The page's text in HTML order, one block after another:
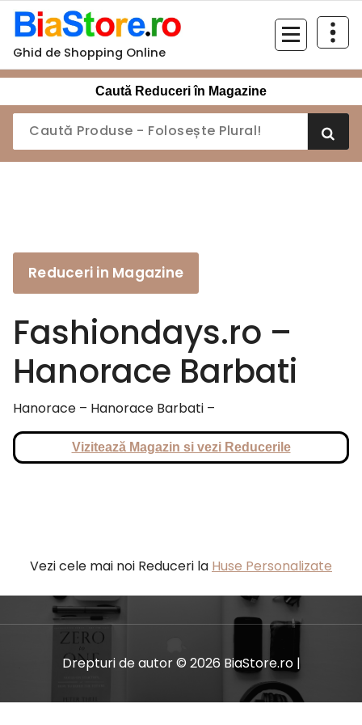
Sari
conținut
Ghid de Shopping Online
Caută Reduceri în Magazine
Reduceri in Magazine
Fashiondays.ro –
Hanorace Barbati
Hanorace – Hanorace Barbati –
Vizitează Magazin si vezi Reducerile
Vezi cele mai noi Reduceri la Huse Personalizate
Drepturi de autor © 2026 BiaStore.ro |